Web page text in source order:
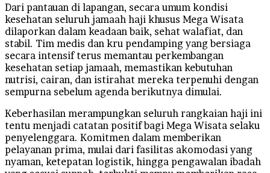
Dari pantauan di lapangan, secara umum kondisi
kesehatan seluruh jamaah haji khusus Mega Wisata
dilaporkan dalam keadaan baik, sehat walafiat, dan
stabil. Tim medis dan kru pendamping yang bersiaga
secara intensif terus memantau perkembangan
kesehatan setiap jamaah, memastikan kebutuhan
nutrisi, cairan, dan istirahat mereka terpenuhi dengan
sempurna sebelum agenda berikutnya dimulai.
Keberhasilan merampungkan seluruh rangkaian haji ini
tentu menjadi catatan positif bagi Mega Wisata selaku
penyelenggara. Komitmen dalam memberikan
pelayanan prima, mulai dari fasilitas akomodasi yang
nyaman, ketepatan logistik, hingga pengawalan ibadah